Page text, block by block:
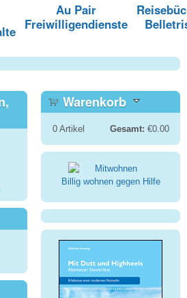
Au Pair
Freiwilligendienste
Warenkorb
0Artikel Gesamt: €0.00
Billig wohnen gegen Hilfe